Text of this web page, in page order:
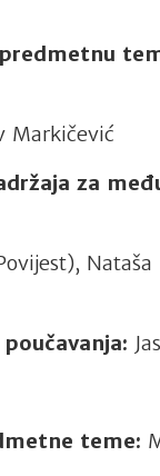
Markičević
za
teme: